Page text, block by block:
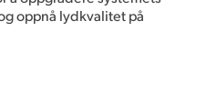
oppnå lydkvalitet på